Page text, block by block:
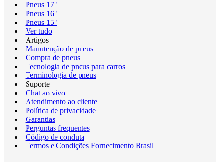
Pneus 17"
Pneus 16"
Pneus 15"
Ver tudo
Artigos
Manutenção de pneus
Compra de pneus
Tecnologia de pneus para carros
Terminologia de pneus
Suporte
Chat ao vivo
Atendimento ao cliente
Política de privacidade
Garantias
Perguntas frequentes
Código de conduta
Termos e Condições Fornecimento Brasil